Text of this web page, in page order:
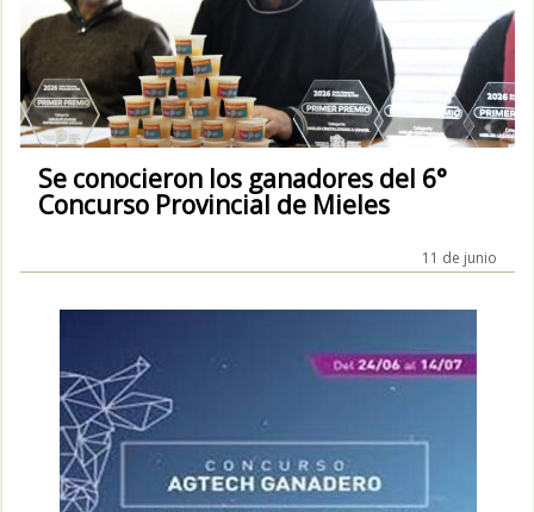
Se conocieron los ganadores del 6°
Concurso Provincial de Mieles
11 de junio